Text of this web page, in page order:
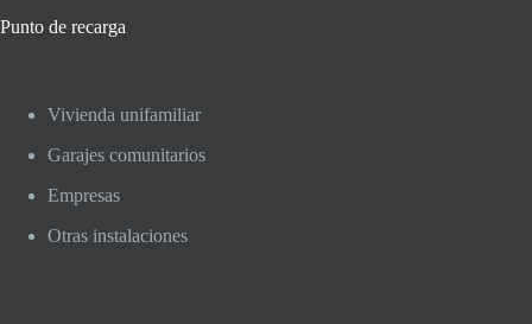
Punto de recarga
Vivienda unifamiliar
Garajes comunitarios
Empresas
Otras instalaciones